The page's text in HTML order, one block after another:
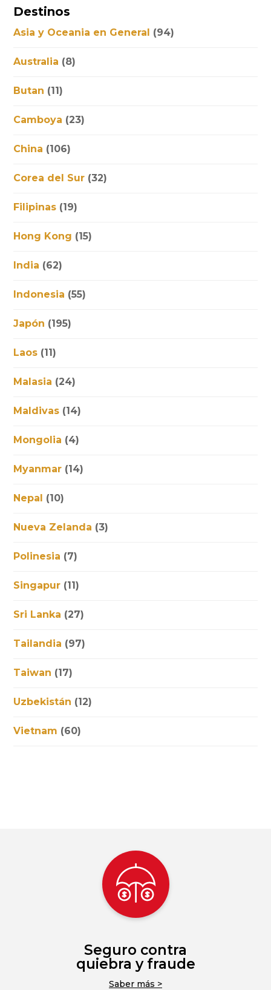
Destinos
Asia y Oceania en General (94)
Australia (8)
Butan (11)
Camboya (23)
China (106)
Corea del Sur (32)
Filipinas (19)
Hong Kong (15)
India (62)
Indonesia (55)
Japón (195)
Laos (11)
Malasia (24)
Maldivas (14)
Mongolia (4)
Myanmar (14)
Nepal (10)
Nueva Zelanda (3)
Polinesia (7)
Singapur (11)
Sri Lanka (27)
Tailandia (97)
Taiwan (17)
Uzbekistán (12)
Vietnam (60)
Seguro contra
quiebra y fraude
Saber más >